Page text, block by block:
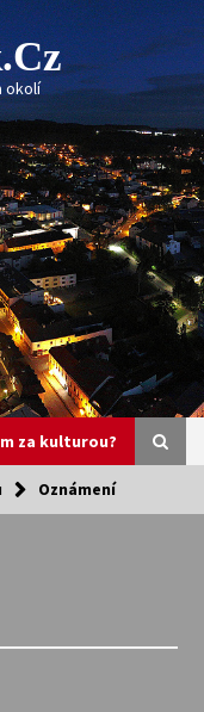
okolí
za kulturou?
Duškové: Stávám se
Oznámení